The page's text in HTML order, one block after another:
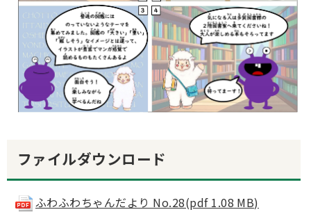
ファイルダウンロード
ふわふわちゃんだより No.28(pdf 1.08 MB)